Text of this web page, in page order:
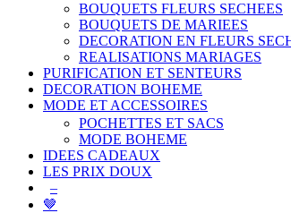
BOUQUETS FLEURS SECHEES
BOUQUETS DE MARIEES
DECORATION EN FLEURS
REALISATIONS MARIAGES
PURIFICATION ET SENTEURS
DECORATION BOHEME
MODE ET ACCESSOIRES
POCHETTES ET SACS
MODE BOHEME
IDEES CADEAUX
LES PRIX DOUX
–
🤎